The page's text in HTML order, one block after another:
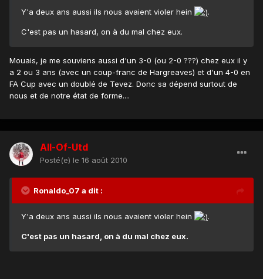
Y'a deux ans aussi ils nous avaient violer hein .
C'est pas un hasard, on à du mal chez eux.
Mouais, je me souviens aussi d'un 3-0 (ou 2-0 ???) chez eux il y
a 2 ou 3 ans (avec un coup-franc de Hargreaves) et d'un 4-0 en
FA Cup avec un doublé de Tevez. Donc sa dépend surtout de
nous et de notre état de forme....
All-Of-Utd
Posté(e) le 16 août 2010
Ronaldo_07 a dit :
Y'a deux ans aussi ils nous avaient violer hein .
C'est pas un hasard, on à du mal chez eux.